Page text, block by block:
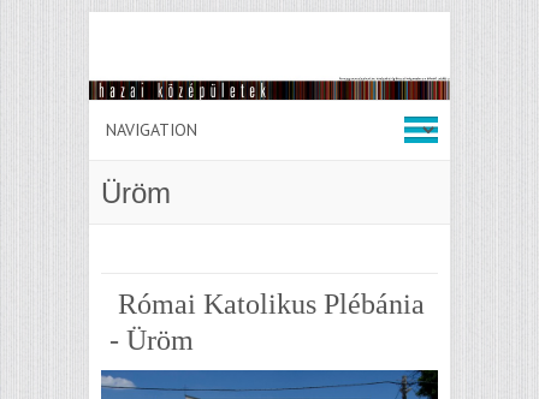
Üröm
Római Katolikus Plébánia
- Üröm